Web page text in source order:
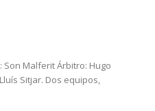
Son Malferit Árbitro: Hugo
Sitjar. Dos equipos,